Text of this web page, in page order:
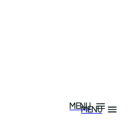
MENU
MENU